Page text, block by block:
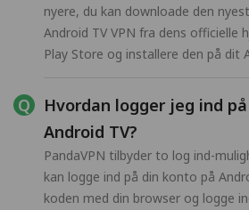
nyere, du kan downloade den
Android TV VPN fra dens officielle
Play Store og installere den på dit
Hvordan logger jeg ind
Android TV?
PandaVPN tilbyder to log ind-
kan logge ind på din konto på
koden med din browser og logge